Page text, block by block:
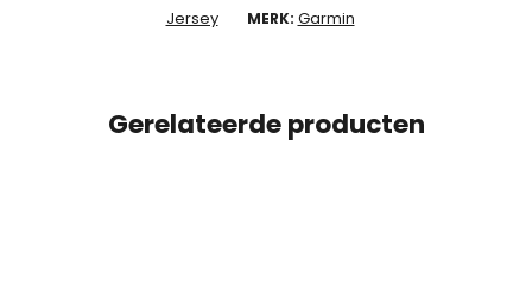
Jersey
MERK: Garmin
Gerelateerde producten